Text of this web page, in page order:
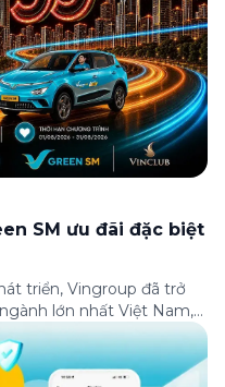
SM ưu đãi đặc biệt
triển, Vingroup đã trở
lớn nhất Việt Nam,
Đông Nam Á theo bảng
Nhân kỷ niệm 33 năm
Green SM trân […]